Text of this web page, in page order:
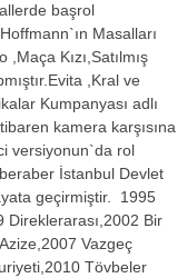
başrol
Masalları
Kızı,Satılmış
,Kral ve
Kumpanyası adlı
kamera karşısına
versiyonun`da rol
İstanbul Devlet
geçirmiştir. 1995
Direklerarası,2002 Bir
Vazgeç
Tövbeler